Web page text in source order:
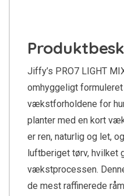
Jiffy’s PRO7 LIGHT
omhyggeligt
vækstforholdene for
planter med en kort
er ren, naturlig og let,
luftberiget tørv, hvilket
vækstprocessen.
de mest raffinerede